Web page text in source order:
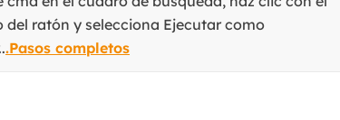
del ratón y selecciona Ejecutar como
.Pasos completos